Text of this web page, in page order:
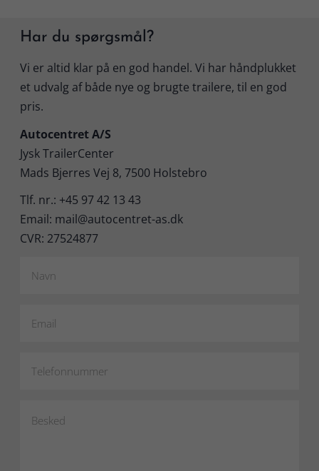
Har du spørgsmål?
Vi er altid klar på en god handel. Vi har håndplukket
et udvalg af både nye og brugte trailere, til en god
pris.
Autocentret A/S
Jysk TrailerCenter
Mads Bjerres Vej 8, 7500 Holstebro
Tlf. nr.: +45 97 42 13 43
Email: mail@autocentret-as.dk
CVR: 27524877